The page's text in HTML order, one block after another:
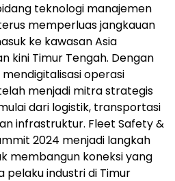
teknologi manajemen
memperluas jangkauan
ke kawasan Asia
kini Timur Tengah. Dengan
operasi
menjadi mitra strategis
dari logistik, transportasi
infrastruktur. Fleet Safety &
2024 menjadi langkah
membangun koneksi yang
pelaku industri di Timur